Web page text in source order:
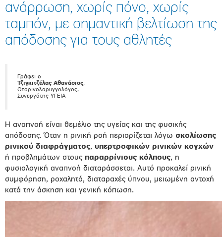
ανάρρωση, χωρίς πόνο, χωρίς
ταμπόν, με σημαντική βελτίωση της
απόδοσης για τους αθλητές
Γράφει ο
Τζιγκιτζέλας Αθανάσιος,
Ωτορινολαρυγγολόγος,
Συνεργάτης ΥΓΕΙΑ
Η αναπνοή είναι θεμέλιο της υγείας και της φυσικής
απόδοσης. Όταν η ρινική ροή περιορίζεται λόγω σκολίωσης
ρινικού διαφράγματος, υπερτροφικών ρινικών κογχών
ή προβλημάτων στους παραρρίνιους κόλπους, η
φυσιολογική αναπνοή διαταράσσεται. Αυτό προκαλεί ρινική
συμφόρηση, ροχαλητό, διαταραχές ύπνου, μειωμένη αντοχή
κατά την άσκηση και γενική κόπωση.